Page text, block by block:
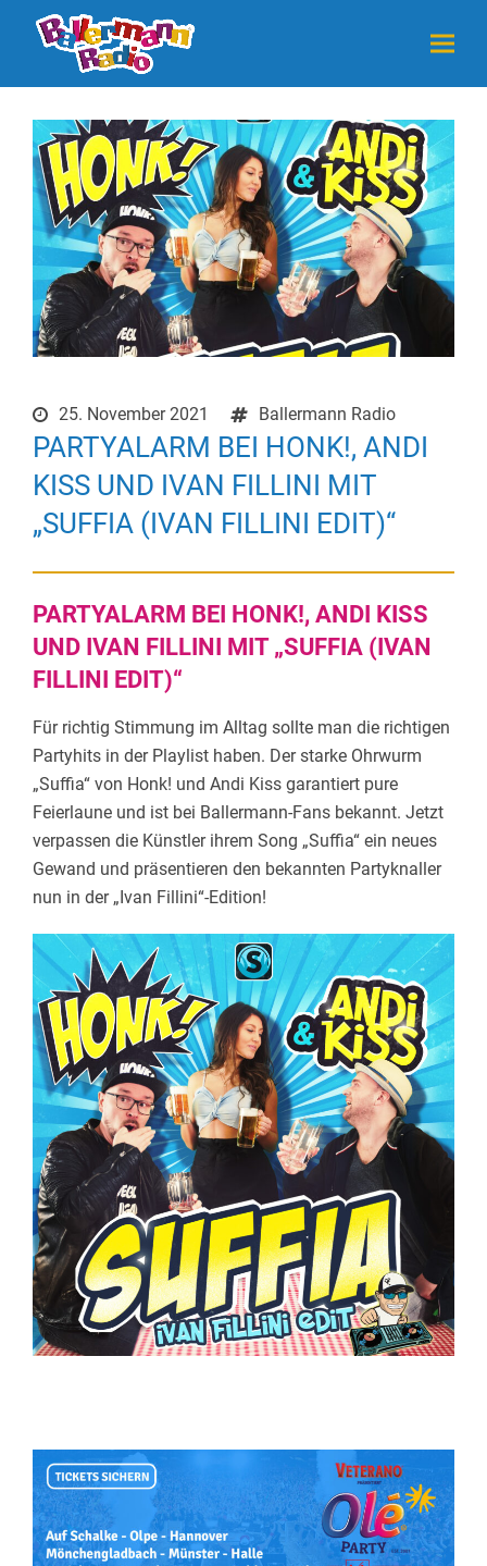
25. November 2021 Ballermann Radio
PARTYALARM BEI HONK!, ANDI
KISS UND IVAN FILLINI MIT
„SUFFIA (IVAN FILLINI EDIT)“
PARTYALARM BEI HONK!, ANDI KISS
UND IVAN FILLINI MIT „SUFFIA (IVAN
FILLINI EDIT)“
Für richtig Stimmung im Alltag sollte man die richtigen
Partyhits in der Playlist haben. Der starke Ohrwurm
„Suffia“ von Honk! und Andi Kiss garantiert pure
Feierlaune und ist bei Ballermann-Fans bekannt. Jetzt
verpassen die Künstler ihrem Song „Suffia“ ein neues
Gewand und präsentieren den bekannten Partyknaller
nun in der „Ivan Fillini“-Edition!